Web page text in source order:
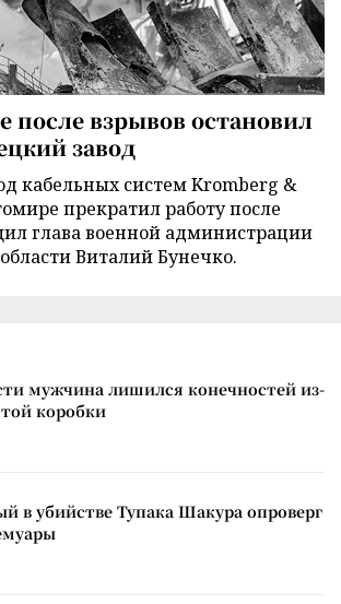
взрывов остановил
завод
кабельных систем Kromberg &
прекратил работу после
глава военной администрации
Виталий Бунечко.
мужчина лишился конечностей из-
коробки
в убийстве Тупака Шакура опроверг